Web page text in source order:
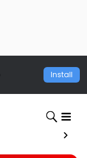
Install